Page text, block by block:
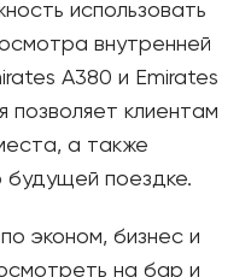
использовать
внутренней
A380 и Emirates
позволяет клиентам
а также
будущей поездке.
эконом, бизнес и
на бар и